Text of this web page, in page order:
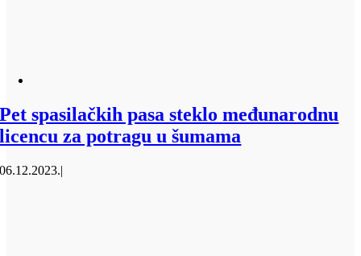
Pet spasilačkih pasa steklo međunarodnu
licencu za potragu u šumama
06.12.2023.|